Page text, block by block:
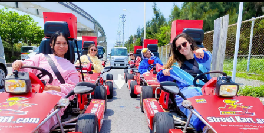
首頁
關於 規格 價格
交通方式 顧客聲音 常見問題
公司 預訂
更換店鋪
東京品川 #1 東京秋葉原#1